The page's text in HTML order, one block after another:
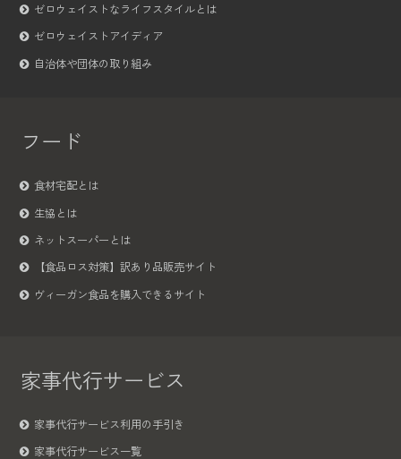
ゼロウェイストなライフスタイルとは
ゼロウェイストアイディア
自治体や団体の取り組み
フード
食材宅配とは
生協とは
ネットスーパーとは
【食品ロス対策】訳あり品販売サイト
ヴィーガン食品を購入できるサイト
家事代行サービス
家事代行サービス利用の手引き
家事代行サービス一覧